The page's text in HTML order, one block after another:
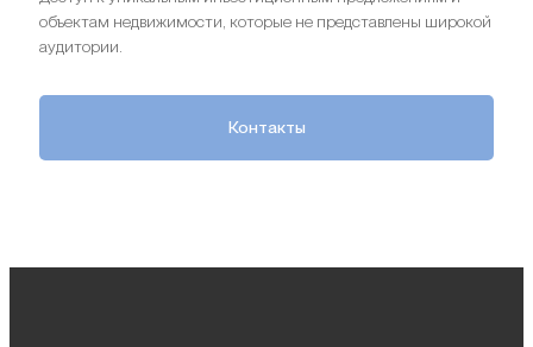
объектам недвижимости, которые не представлены широкой
аудитории.
Контакты